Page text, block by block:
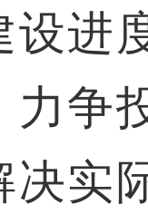
设进
力争
决实